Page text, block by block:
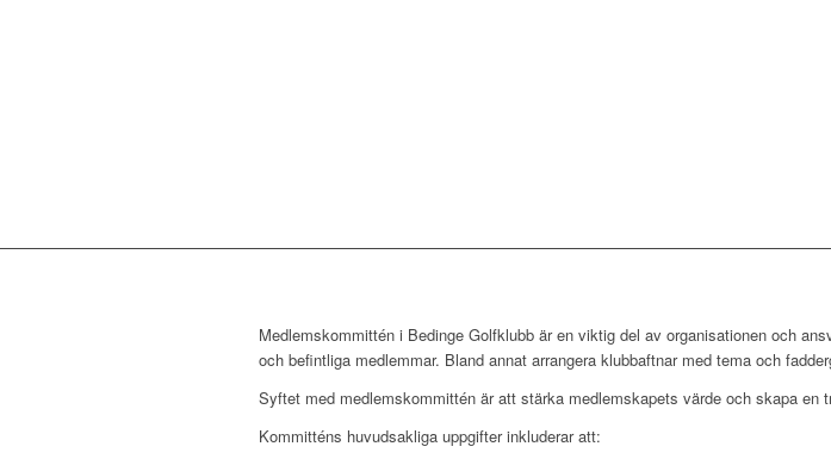
Medlemskommittén i Bedinge Golfklubb är en viktig del av organisationen och
och befintliga medlemmar. Bland annat arrangera klubbaftnar med tema och
Syftet med medlemskommittén är att stärka medlemskapets värde och skapa en
Kommitténs huvudsakliga uppgifter inkluderar att: